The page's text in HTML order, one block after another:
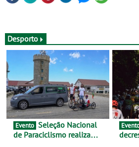
Desporto
Evento
de Paraciclismo realiza